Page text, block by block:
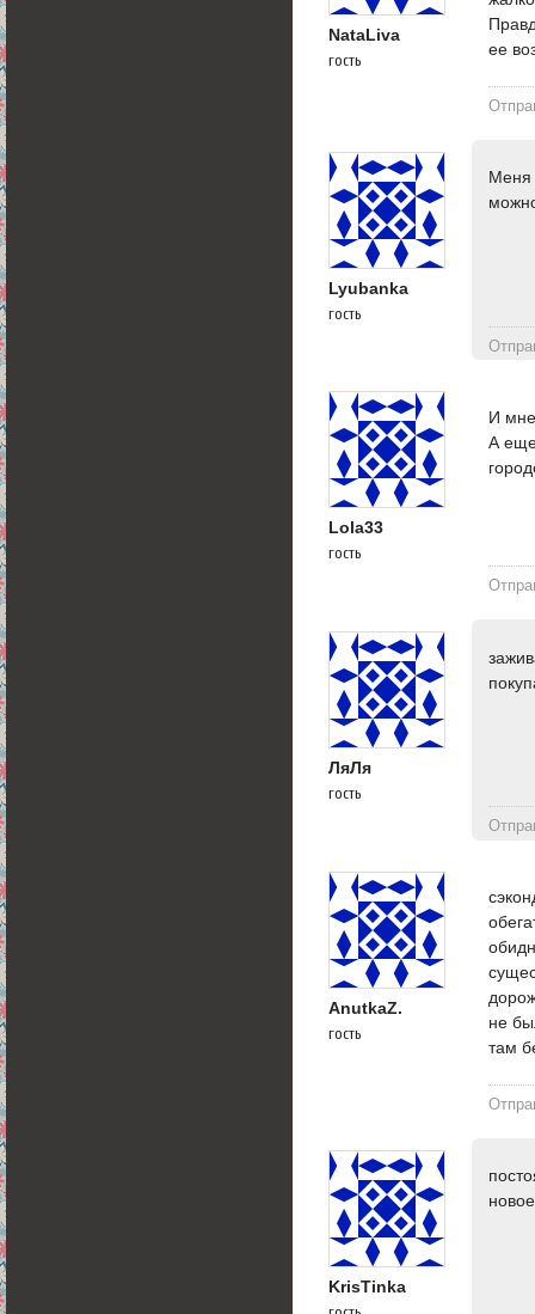
NataLiva
гость
ее
Lyubanka
гость
Меня
Lola33
гость
И
А
ЛяЛя
гость
AnutkaZ.
гость
не
там
KrisTinka